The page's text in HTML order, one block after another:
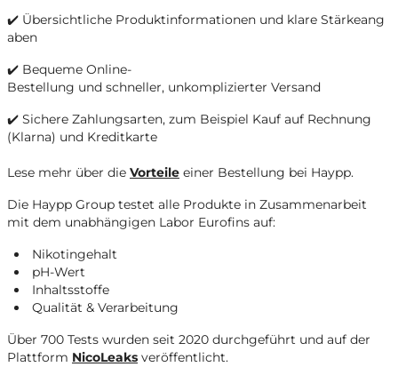
✔️ Übersichtliche Produktinformationen und klare Stärkeang
aben
✔️ Bequeme Online-
Bestellung und schneller, unkomplizierter Versand
✔️ Sichere Zahlungsarten, zum Beispiel Kauf auf Rechnung
(Klarna) und Kreditkarte
Lese mehr über die Vorteile einer Bestellung bei Haypp.
Die Haypp Group testet alle Produkte in Zusammenarbeit
mit dem unabhängigen Labor Eurofins auf:
Nikotingehalt
pH-Wert
Inhaltsstoffe
Qualität & Verarbeitung
Über 700 Tests wurden seit 2020 durchgeführt und auf der
Plattform NicoLeaks veröffentlicht.